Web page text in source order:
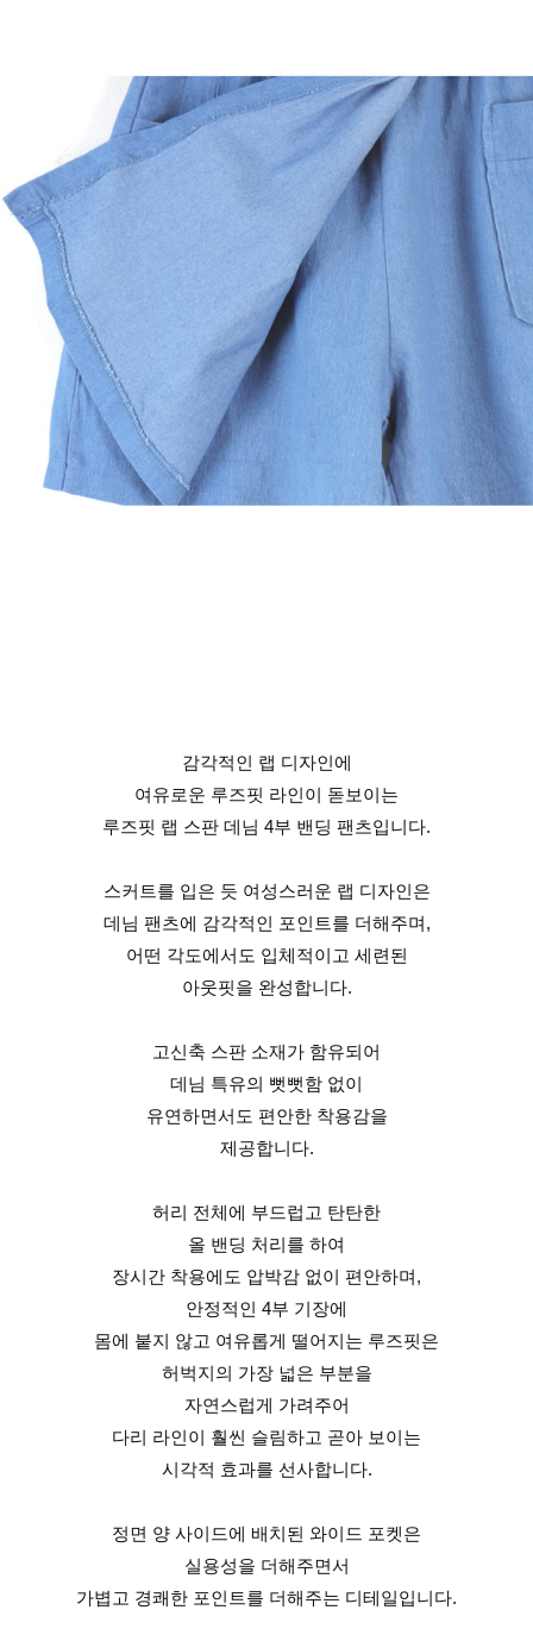
감각적인 랩 디자인에
여유로운 루즈핏 라인이 돋보이는
루즈핏 랩 스판 데님 4부 밴딩 팬츠입니다.
스커트를 입은 듯 여성스러운 랩 디자인은
데님 팬츠에 감각적인 포인트를 더해주며,
어떤 각도에서도 입체적이고 세련된
아웃핏을 완성합니다.
고신축 스판 소재가 함유되어
데님 특유의 뻣뻣함 없이
유연하면서도 편안한 착용감을
제공합니다.
허리 전체에 부드럽고 탄탄한
올 밴딩 처리를 하여
장시간 착용에도 압박감 없이 편안하며,
안정적인 4부 기장에
몸에 붙지 않고 여유롭게 떨어지는 루즈핏은
허벅지의 가장 넓은 부분을
자연스럽게 가려주어
다리 라인이 훨씬 슬림하고 곧아 보이는
시각적 효과를 선사합니다.
정면 양 사이드에 배치된 와이드 포켓은
실용성을 더해주면서